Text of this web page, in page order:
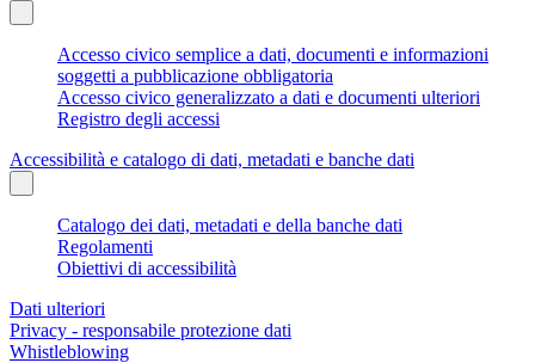
Accesso civico semplice a dati, documenti e informazioni
soggetti a pubblicazione obbligatoria
Accesso civico generalizzato a dati e documenti ulteriori
Registro degli accessi
Accessibilità e catalogo di dati, metadati e banche dati
Catalogo dei dati, metadati e della banche dati
Regolamenti
Obiettivi di accessibilità
Dati ulteriori
Privacy - responsabile protezione dati
Whistleblowing